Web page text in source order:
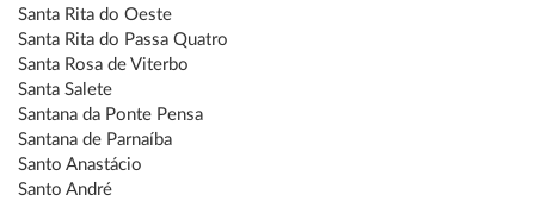
Santa Rita do Oeste
Santa Rita do Passa Quatro
Santa Rosa de Viterbo
Santa Salete
Santana da Ponte Pensa
Santana de Parnaíba
Santo Anastácio
Santo André